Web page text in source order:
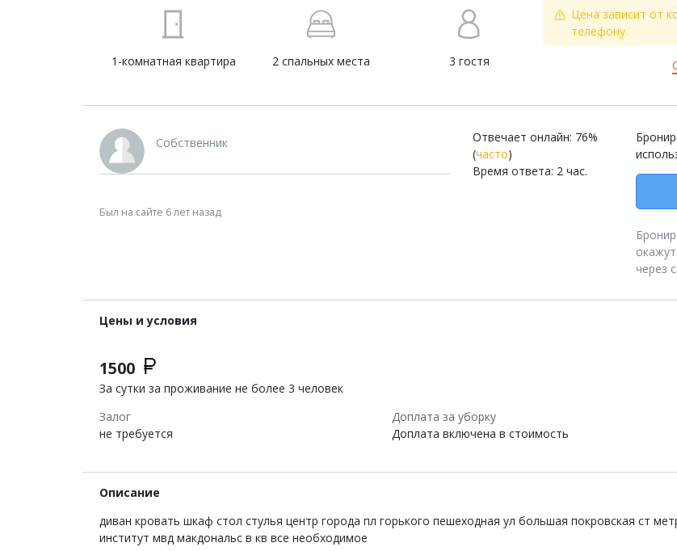
1-комнатная квартира 2 спальных места 3 гостя
Цена зависит от
телефону.
Собственник
Был на сайте 6 лет назад
Отвечает онлайн: 76%
(часто)
Время ответа: 2 час.
через
Цены и условия
1500
За сутки за проживание не более 3 человек
Залог
не требуется
Доплата за уборку
Доплата включена в стоимость
Описание
диван кровать шкаф стол стулья центр города пл горького пешеходная ул большая покровская ст
институт мвд макдональс в кв все необходимое